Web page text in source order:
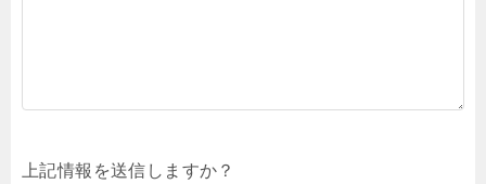
上記情報を送信しますか？